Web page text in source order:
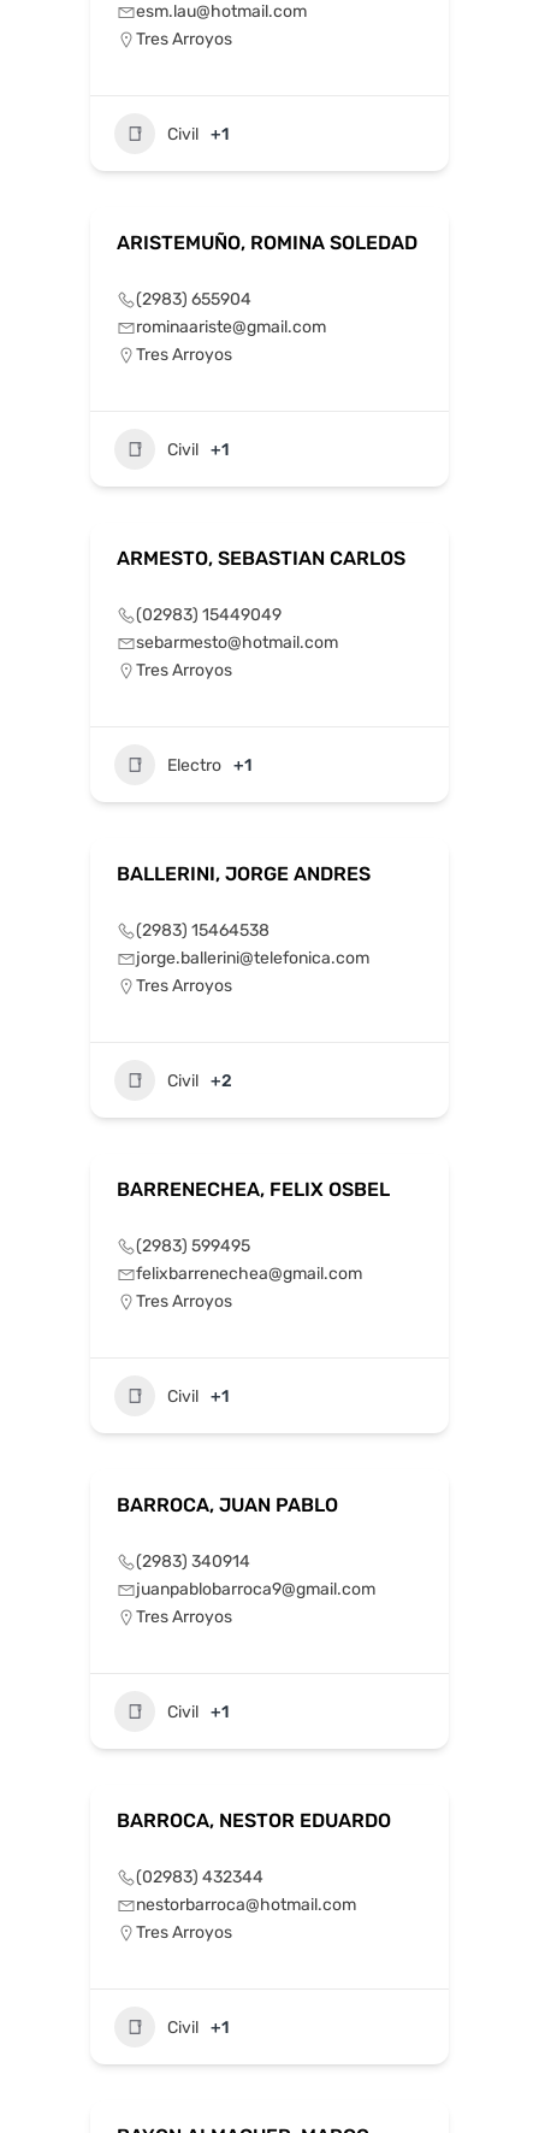
esm.lau@hotmail.com
Tres Arroyos
Civil +1
ARISTEMUÑO, ROMINA SOLEDAD
(2983) 655904
rominaariste@gmail.com
Tres Arroyos
Civil +1
ARMESTO, SEBASTIAN CARLOS
(02983) 15449049
sebarmesto@hotmail.com
Tres Arroyos
Electro +1
BALLERINI, JORGE ANDRES
(2983) 15464538
jorge.ballerini@telefonica.com
Tres Arroyos
Civil +2
BARRENECHEA, FELIX OSBEL
(2983) 599495
felixbarrenechea@gmail.com
Tres Arroyos
Civil +1
BARROCA, JUAN PABLO
(2983) 340914
juanpablobarroca9@gmail.com
Tres Arroyos
Civil +1
BARROCA, NESTOR EDUARDO
(02983) 432344
nestorbarroca@hotmail.com
Tres Arroyos
Civil +1